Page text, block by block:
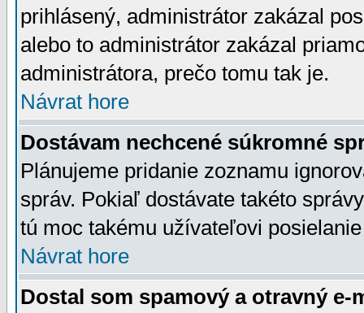
prihlásený, administrátor zakázal
alebo to administrátor zakázal
administrátora, prečo tomu tak je.
Návrat hore
Dostávam nechcené súkromné
Plánujeme pridanie zoznamu
správ. Pokiaľ dostávate takéto
tú moc takému užívateľovi
Návrat hore
Dostal som spamový a otravný e-